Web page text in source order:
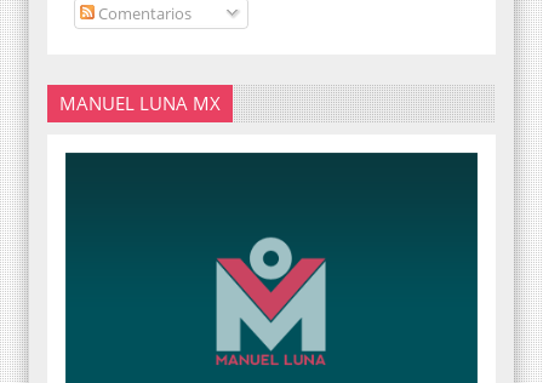
Comentarios
MANUEL LUNA MX